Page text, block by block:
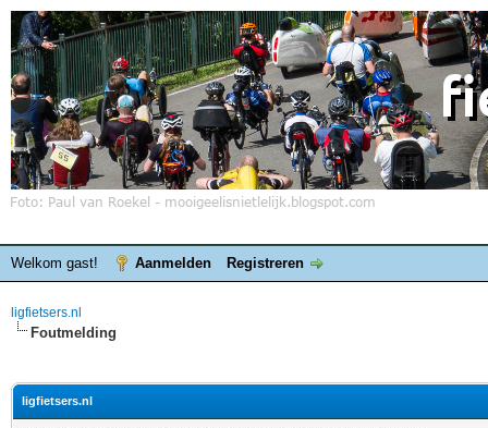
Welkom gast! Aanmelden Registreren
ligfietsers.nl
Foutmelding
ligfietsers.nl